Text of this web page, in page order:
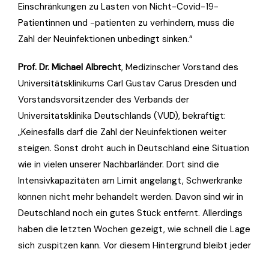
Einschränkungen zu Lasten von Nicht-Covid-19-
Patientinnen und -patienten zu verhindern, muss die
Zahl der Neuinfektionen unbedingt sinken.“
Prof. Dr. Michael Albrecht, Medizinscher Vorstand des
Universitätsklinikums Carl Gustav Carus Dresden und
Vorstandsvorsitzender des Verbands der
Universitätsklinika Deutschlands (VUD), bekräftigt:
„Keinesfalls darf die Zahl der Neuinfektionen weiter
steigen. Sonst droht auch in Deutschland eine Situation
wie in vielen unserer Nachbarländer. Dort sind die
Intensivkapazitäten am Limit angelangt, Schwerkranke
können nicht mehr behandelt werden. Davon sind wir in
Deutschland noch ein gutes Stück entfernt. Allerdings
haben die letzten Wochen gezeigt, wie schnell die Lage
sich zuspitzen kann. Vor diesem Hintergrund bleibt jeder